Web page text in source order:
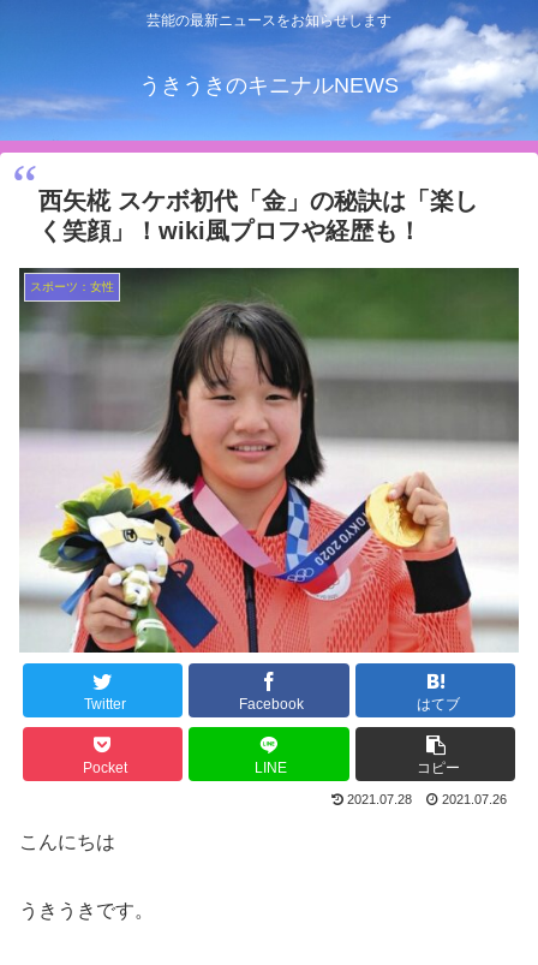
芸能の最新ニュースをお知らせします
うきうきのキニナルNEWS
西矢椛 スケボ初代「金」の秘訣は「楽し
く笑顔」！wiki風プロフや経歴も！
スポーツ：女性
Twitter Facebook はてブ
Pocket LINE コピー
2021.07.28 2021.07.26
こんにちは
うきうきです。